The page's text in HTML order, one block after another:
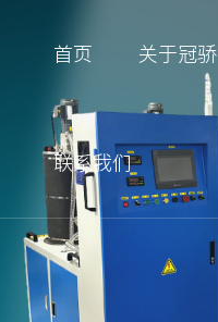
首页 关于冠骄
联系我们